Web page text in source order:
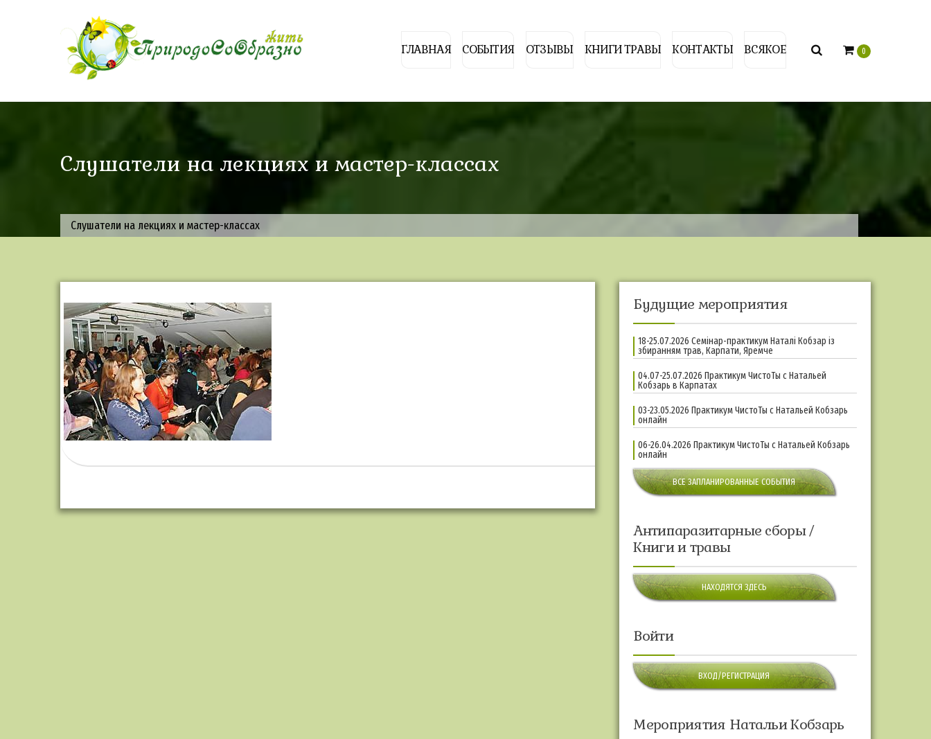
ГЛАВНАЯ СОБЫТИЯ ОТЗЫВЫ КНИГИ ТРАВЫ КОНТАКТЫ ВСЯКОЕ 0
Слушатели на лекциях и мастер-классах
Слушатели на лекциях и мастер-классах
Будущие мероприятия
18-25.07.2026 Семінар-практикум Наталі Кобзар із
збиранням трав, Карпати, Яремче
04.07-25.07.2026 Практикум ЧистоТы с Натальей
Кобзарь в Карпатах
03-23.05.2026 Практикум ЧистоТы с Натальей Кобзарь
онлайн
06-26.04.2026 Практикум ЧистоТы с Натальей Кобзарь
онлайн
ВСЕ ЗАПЛАНИРОВАННЫЕ СОБЫТИЯ
Антипаразитарные сборы /
Книги и травы
НАХОДЯТСЯ ЗДЕСЬ
Войти
ВХОД/РЕГИСТРАЦИЯ
Мероприятия Натальи Кобзарь